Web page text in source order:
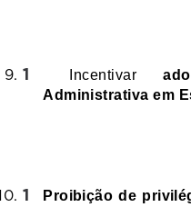
Incentivar
Administrativa em
Proibição de